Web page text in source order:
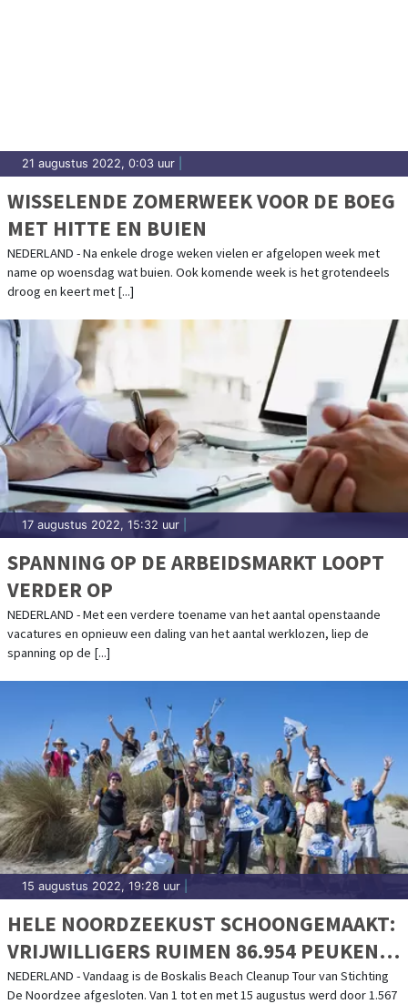
21 augustus 2022, 0:03 uur
WISSELENDE ZOMERWEEK VOOR DE BOEG
MET HITTE EN BUIEN
NEDERLAND - Na enkele droge weken vielen er afgelopen week met
name op woensdag wat buien. Ook komende week is het grotendeels
droog en keert met [...]
17 augustus 2022, 15:32 uur
SPANNING OP DE ARBEIDSMARKT LOOPT
VERDER OP
NEDERLAND - Met een verdere toename van het aantal openstaande
vacatures en opnieuw een daling van het aantal werklozen, liep de
spanning op de [...]
15 augustus 2022, 19:28 uur
HELE NOORDZEEKUST SCHOONGEMAAKT:
VRIJWILLIGERS RUIMEN 86.954 PEUKEN
EN 4.408 KILO AFVAL OP VAN STRANDEN
NEDERLAND - Vandaag is de Boskalis Beach Cleanup Tour van Stichting
De Noordzee afgesloten. Van 1 tot en met 15 augustus werd door 1.567